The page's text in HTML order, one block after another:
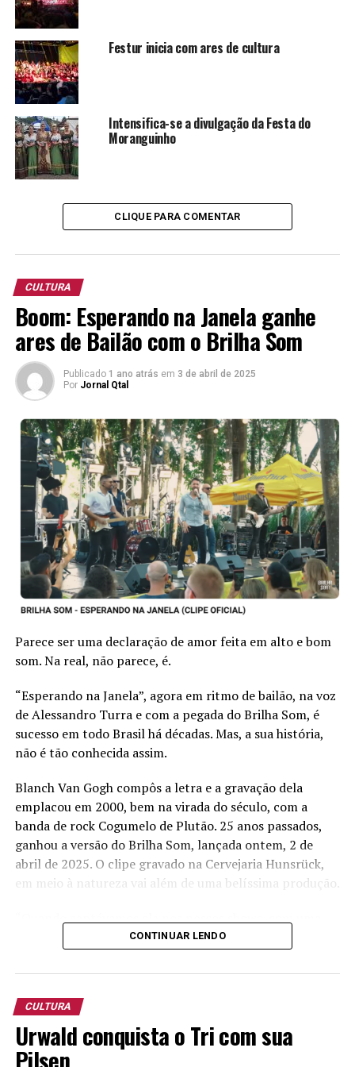
Quanto à Festur, que ainda não tem data definida, as
belas acreditam que a festa motivo de união da
comunidade, dividindo a responsabilidade de trazer
visitantes a Salvador do Sul com todos os salvadorenses.
Se depender do trio, com boa afinidade desde o primeiro
dia, Salvador do Sul estará muito bem representado pelo
próximo biênio.
TÓPICOS RELACIONADOS: CAROLINE KLEIN
FESTUR
LANA SCHULTZ
SANDY ABEL SOBERANAS
A SEGUIR
No reino de Carol
NÃO PERCA
Iná e Rubem fazem viagem para seus corações
Festur inicia com ares de cultura
Intensifica-se a divulgação da Festa do
Moranguinho
CLIQUE PARA COMENTAR
CULTURA
Boom: Esperando na Janela ganhe
ares de Bailão com o Brilha Som
Publicado 1 ano atrás em 3 de abril de 2025
Por Jornal Qtal
Parece ser uma declaração de amor feita em alto e bom
som. Na real, não parece, é.
“Esperando na Janela”, agora em ritmo de bailão, na voz
de Alessandro Turra e com a pegada do Brilha Som, é
sucesso em todo Brasil há décadas. Mas, a sua história,
não é tão conhecida assim.
Blanch Van Gogh compôs a letra e a gravação dela
emplacou em 2000, bem na virada do século, com a
banda de rock Cogumelo de Plutão. 25 anos passados,
ganhou a versão do Brilha Som, lançada ontem, 2 de
abril de 2025. O clipe gravado na Cervejaria Hunsrück,
em meio à natureza vai além de uma belíssima produção.
versão mais sertaneja, já se percebia uma interação do
forte”, diz o vocalista do Brilha Som, Alessandro Turra.
Em vídeo lançado em suas redes sociais neste dia 3,
Turra, lembra que a música foi uma composição voltado
a Deus, sendo, sim, uma belíssima declaração de amor.
CONTINUAR LENDO
CULTURA
Urwald conquista o Tri com sua
Pilsen